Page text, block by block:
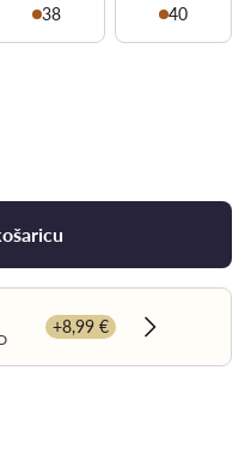
38 40
+8,99 €
Dowiedz